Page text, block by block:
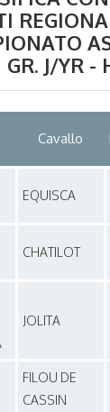
GR. J/YR -
Cavallo
EQUISCA
CHATILOT
JOLITA
FILOU DE
CASSIN